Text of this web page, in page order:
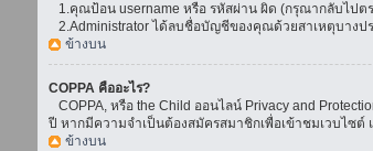
1.คุณป้อน username หรือ รหัสผ่าน ผิด (กรุณากลับไป
2.Administrator ได้ลบชื่อบัญชีของคุณด้วยสาเหตุบางป
ข้างบน
COPPA คืออะไร?
COPPA, หรือ the Child ออนไลน์ Privacy and
ปี หากมีความจำเป็นต้องสมัครสมาชิกเพื่อเข้าชมเวบไซ
ข้างบน